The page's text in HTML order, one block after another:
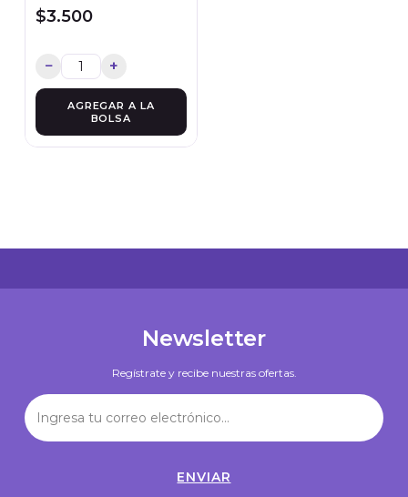
$3.500
− +
AGREGAR A LA
BOLSA
Newsletter
Regístrate y recibe nuestras ofertas.